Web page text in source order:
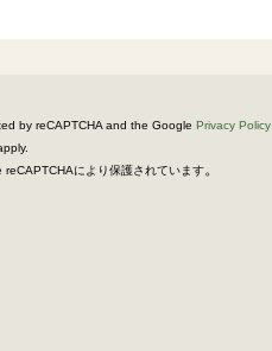
by reCAPTCHA and the Google Privacy Policy
reCAPTCHAにより保護されています。